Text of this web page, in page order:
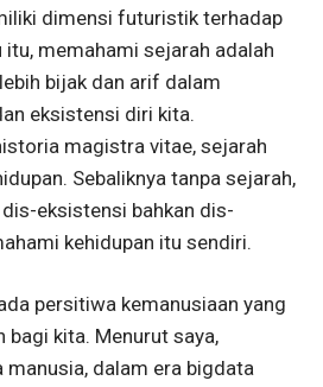
dimensi futuristik terhadap
memahami sejarah adalah
bijak dan arif dalam
eksistensi diri kita.
magistra vitae, sejarah
Sebaliknya tanpa sejarah,
eksistensi bahkan dis-
kehidupan itu sendiri.
persitiwa kemanusiaan yang
bagi kita. Menurut saya,
manusia, dalam era bigdata